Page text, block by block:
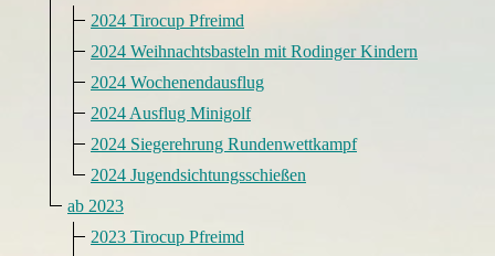
2024 Tirocup Pfreimd
2024 Weihnachtsbasteln mit Rodinger Kindern
2024 Wochenendausflug
2024 Ausflug Minigolf
2024 Siegerehrung Rundenwettkampf
2024 Jugendsichtungsschießen
ab 2023
2023 Tirocup Pfreimd